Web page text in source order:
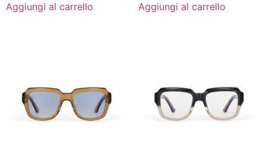
Aggiungi al carrello Aggiungi al carrello